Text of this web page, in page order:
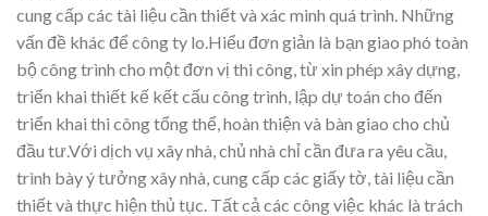
cung cấp các tài liệu cần thiết và xác minh quá trình. Những
vấn đề khác để công ty lo.Hiểu đơn giản là bạn giao phó toàn
bộ công trình cho một đơn vị thi công, từ xin phép xây dựng,
triển khai thiết kế kết cấu công trình, lập dự toán cho đến
triển khai thi công tổng thể, hoàn thiện và bàn giao cho chủ
đầu tư.Với dịch vụ xây nhà, chủ nhà chỉ cần đưa ra yêu cầu,
trình bày ý tưởng xây nhà, cung cấp các giấy tờ, tài liệu cần
thiết và thực hiện thủ tục. Tất cả các công việc khác là trách